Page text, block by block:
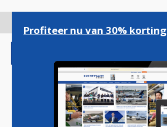
gaan
Profiteer nu van 30% korting